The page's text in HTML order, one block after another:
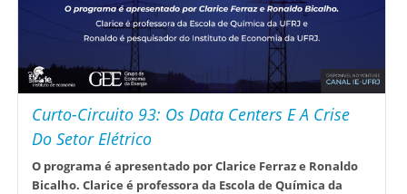
Curto-Circuito 93: Os Data Centers E A Crise
Do Setor Elétrico
O programa é apresentado por Clarice Ferraz e Ronaldo
Bicalho. Clarice é professora da Escola de Química da